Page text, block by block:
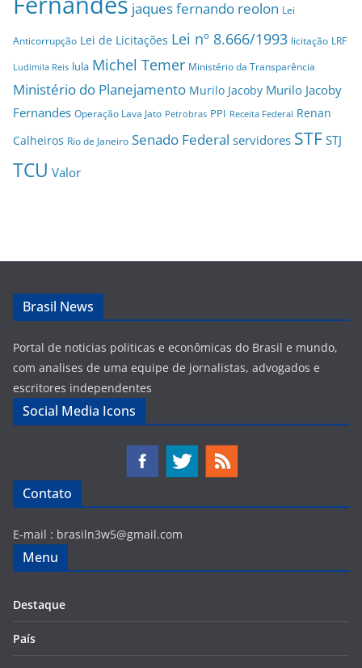
jaques fernando reolon Lei
Anticorrupção Lei de Licitações Lei nº 8.666/1993 licitação LRF
Ludimila Reis lula Michel Temer Ministério da Transparência
Ministério do Planejamento Murilo Jacoby Murilo Jacoby
Fernandes Operação Lava Jato Petrobras PPI Receita Federal Renan
Calheiros Rio de Janeiro Senado Federal servidores STF STJ
TCU Valor
Brasil News
Portal de noticias politicas e econômicas do Brasil e mundo,
com analises de uma equipe de jornalistas, advogados e
escritores independentes
Social Media Icons
Contato
E-mail : brasiln3w5@gmail.com
Menu
Destaque
País